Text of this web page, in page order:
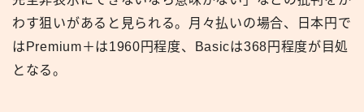
わす狙いがあると見られる。月々払いの場合、日本円で
はPremium＋は1960円程度、Basicは368円程度が目処
となる。